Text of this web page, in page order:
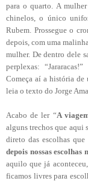
para o quarto. A
chinelos, o único
Rubem. Prossegue o
depois, com uma
mulher. De dentro dele
perplexas:
Começa aí a história de
leia o texto do Jorge
Acabo de ler “A
alguns trechos que aqui
direto das escolhas que
depois nossas escolhas
aquilo que já
ficamos livres para